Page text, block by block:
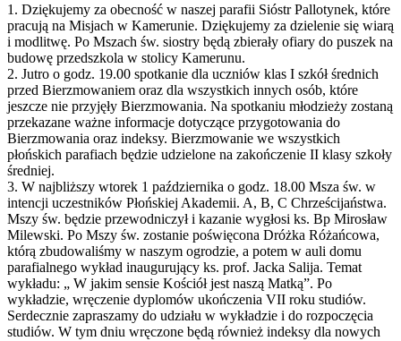
1. Dziękujemy za obecność w naszej parafii Sióstr Pallotynek, które
pracują na Misjach w Kamerunie. Dziękujemy za dzielenie się wiarą
i modlitwę. Po Mszach św. siostry będą zbierały ofiary do puszek na
budowę przedszkola w stolicy Kamerunu.
2. Jutro o godz. 19.00 spotkanie dla uczniów klas I szkół średnich
przed Bierzmowaniem oraz dla wszystkich innych osób, które
jeszcze nie przyjęły Bierzmowania. Na spotkaniu młodzieży zostaną
przekazane ważne informacje dotyczące przygotowania do
Bierzmowania oraz indeksy. Bierzmowanie we wszystkich
płońskich parafiach będzie udzielone na zakończenie II klasy szkoły
średniej.
3. W najbliższy wtorek 1 października o godz. 18.00 Msza św. w
intencji uczestników Płońskiej Akademii. A, B, C Chrześcijaństwa.
Mszy św. będzie przewodniczył i kazanie wygłosi ks. Bp Mirosław
Milewski. Po Mszy św. zostanie poświęcona Dróżka Różańcowa,
którą zbudowaliśmy w naszym ogrodzie, a potem w auli domu
parafialnego wykład inaugurujący ks. prof. Jacka Salija. Temat
wykładu: „ W jakim sensie Kościół jest naszą Matką”. Po
wykładzie, wręczenie dyplomów ukończenia VII roku studiów.
Serdecznie zapraszamy do udziału w wykładzie i do rozpoczęcia
studiów. W tym dniu wręczone będą również indeksy dla nowych